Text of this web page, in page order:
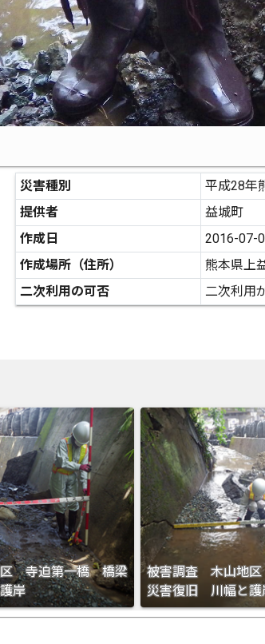
災害種別
平成28年
提供者
益城町
作成日
2016-07-
作成場所（住所）
熊本県上
二次利用の可否
二次利用
寺迫第一橋 橋梁
岸
被害調査 木山地
災害復旧 川幅と護